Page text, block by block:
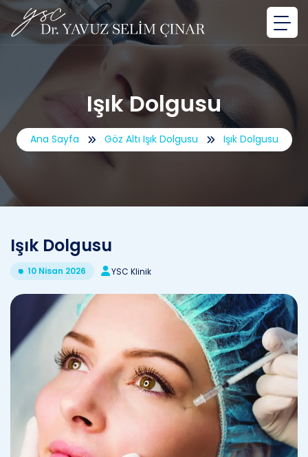
Işık Dolgusu
Ana Sayfa Göz Altı Işık Dolgusu Işık Dolgusu
Işık Dolgusu
10 Nisan 2026 YSC Klinik